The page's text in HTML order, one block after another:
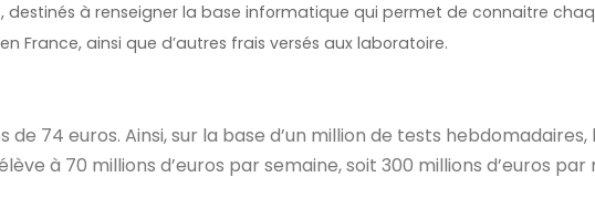
destinés à renseigner la base informatique qui permet de connaitre
France, ainsi que d’autres frais versés aux laboratoire.
74 euros. Ainsi, sur la base d’un million de tests hebdomadaires,
à 70 millions d’euros par semaine, soit 300 millions d’euros par